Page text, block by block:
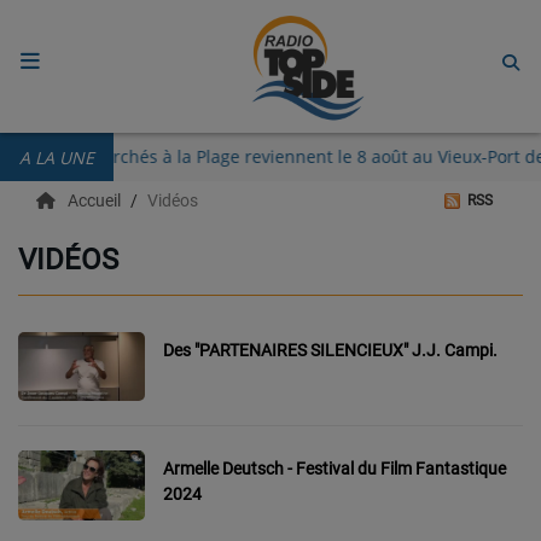
A LA UNEdes Perchés à la Plage reviennent le 8 août au Vieux-
RADIO
ECOUTER
RECHERCHE DE TITRES
TÉLÉCHARGER L'APPLICATION.
EMISSIONS
LIVE DJ
EQUIPES
Accueil Vidéos RSS
VIDÉOS
Des "PARTENAIRES SILENCIEUX" J.J. Campi.
Armelle Deutsch - Festival du Film Fantastique
2024